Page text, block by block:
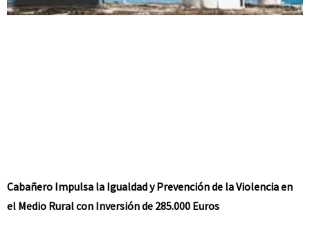
Cabañero Impulsa la Igualdad y Prevención de la Violencia en
el Medio Rural con Inversión de 285.000 Euros